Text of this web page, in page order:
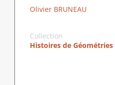
Olivier BRUNEAU
Collection
Histoires de Géométries